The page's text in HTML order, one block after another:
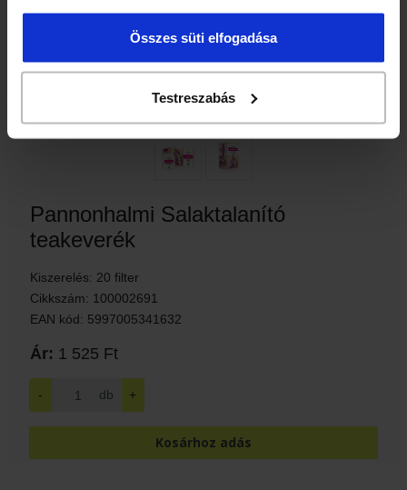
Összes süti elfogadása
Testreszabás
Pannonhalmi Salaktalanító
teakeverék
Kiszerelés: 20 filter
Cikkszám: 100002691
EAN kód: 5997005341632
Ár: 1 525 Ft
- db +
Kosárhoz adás